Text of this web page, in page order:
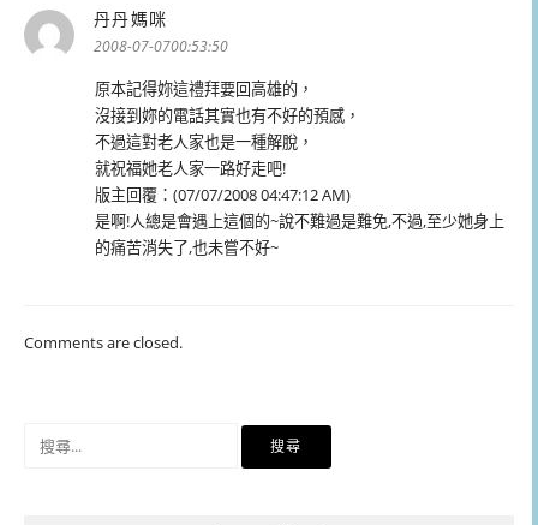
丹丹媽咪
示:
2008-07-0700:53:50
原本記得妳這禮拜要回高雄的，
沒接到妳的電話其實也有不好的預感，
不過這對老人家也是一種解脫，
就祝福她老人家一路好走吧!
版主回覆：(07/07/2008 04:47:12 AM)
是啊!人總是會遇上這個的~說不難過是難免,不過,至少她身上
的痛苦消失了,也未嘗不好~
Comments are closed.